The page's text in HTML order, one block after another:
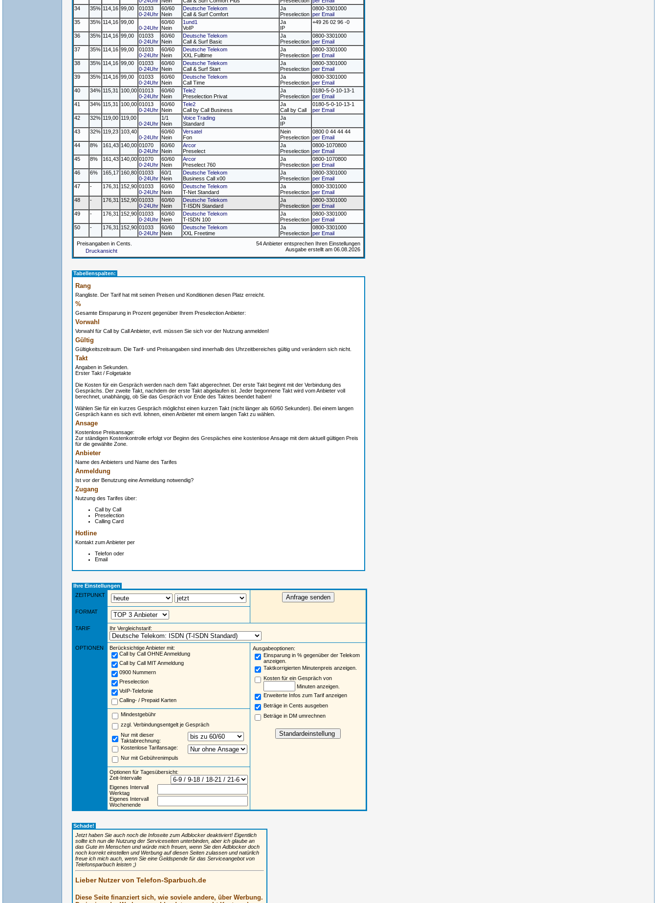
34
35% 114,16 99,00
01033
0-24Uhr
60/60
Nein
Deutsche Telekom
Call & Surf Comfort
Ja
Preselection
0800-3301000
per Email
35
35% 114,16 99,00
0-24Uhr
60/60
Nein
1und1
VoIP
Ja
IP
+49 26 02 96 -0
36 35% 114,16 99,00
01033
0-24Uhr
60/60
Nein
Deutsche Telekom
Call & Surf Basic
Ja
Preselection
0800-3301000
per Email
37
35% 114,16 99,00
01033
0-24Uhr
60/60
Nein
Deutsche Telekom
XXL Fulltime
Ja
Preselection
0800-3301000
per Email
38
35% 114,16 99,00
01033
0-24Uhr
60/60
Nein
Deutsche Telekom
Call & Surf Start
Ja
Preselection
0800-3301000
per Email
39
35% 114,16 99,00
01033
0-24Uhr
60/60
Nein
Deutsche Telekom
Call Time
Ja
Preselection
0800-3301000
per Email
40
34% 115,31 100,00 01013
0-24Uhr
60/60
Nein
Tele2
Preselection Privat
Ja
Preselection
0180-5-0-10-13-1
per Email
41
34% 115,31 100,00 01013
0-24Uhr
60/60
Nein
Tele2
Call by Call Business
Ja
Call by Call
0180-5-0-10-13-1
per Email
42
32% 119,00 119,00
0-24Uhr
1/1
Nein
Voice Trading
Standard
Ja
IP
43
32% 119,23 103,40
0-24Uhr
60/60
Nein
Versatel
Fon
Nein
Preselection
0800 0 44 44 44
per Email
44
8% 161,43 140,00 01070
0-24Uhr
60/60
Nein
Arcor
Preselect
Ja
Preselection
0800-1070800
per Email
45
8% 161,43 140,00 01070
0-24Uhr
60/60
Nein
Arcor
Preselect 760
Ja
Preselection
0800-1070800
per Email
46
6% 165,17 160,80 01033
0-24Uhr
60/1
Nein
Deutsche Telekom
Business Call x00
Ja
Preselection
0800-3301000
per Email
47
- 176,31 152,90 01033
0-24Uhr
60/60
Nein
Deutsche Telekom
T-Net Standard
Ja
Preselection
0800-3301000
per Email
48
- 176,31 152,90 01033
0-24Uhr
60/60
Nein
Deutsche Telekom
T-ISDN Standard
Ja
Preselection
0800-3301000
per Email
49
- 176,31 152,90 01033
0-24Uhr
60/60
Nein
Deutsche Telekom
T-ISDN 100
Ja
Preselection
0800-3301000
per Email
50
- 176,31 152,90 01033
0-24Uhr
60/60
Nein
Deutsche Telekom
XXL Freetime
Ja
Preselection
0800-3301000
per Email
Preisangaben in Cents.
Druckansicht
54 Anbieter entsprechen Ihren Einstellungen
Ausgabe erstellt am 06.08.2026
Tabellenspalten:
Rang
Rangliste. Der Tarif hat mit seinen Preisen und Konditionen diesen Platz erreicht.
%
Gesamte Einsparung in Prozent gegenüber Ihrem Preselection Anbieter:
Vorwahl
Vorwahl für Call by Call Anbieter, evtl. müssen Sie sich vor der Nutzung anmelden!
Gültig
Gültigkeitszeitraum. Die Tarif- und Preisangaben sind innerhalb des Uhrzeitbereiches gültig und verändern sich nicht.
Takt
Angaben in Sekunden.
Erster Takt / Folgetakte
Die Kosten für ein Gespräch werden nach dem Takt abgerechnet. Der erste Takt beginnt mit der Verbindung des
Gesprächs. Der zweite Takt, nachdem der erste Takt abgelaufen ist. Jeder begonnene Takt wird vom Anbieter voll
berechnet, unabhängig, ob Sie das Gespräch vor Ende des Taktes beendet haben!
Wählen Sie für ein kurzes Gespräch möglichst einen kurzen Takt (nicht länger als 60/60 Sekunden). Bei einem langen
Gespräch kann es sich evtl. lohnen, einen Anbieter mit einem langen Takt zu wählen.
Ansage
Kostenlose Preisansage:
Zur ständigen Kostenkontrolle erfolgt vor Beginn des Grespäches eine kostenlose Ansage mit dem aktuell gültigen Preis
für die gewählte Zone.
Anbieter
Name des Anbieters und Name des Tarifes
Anmeldung
Ist vor der Benutzung eine Anmeldung notwendig?
Zugang
Nutzung des Tarifes über:
Call by Call
Preselection
Calling Card
Hotline
Kontakt zum Anbieter per
Telefon oder
Email
Ihre Einstellungen
ZEITPUNKT
FORMAT
TARIF Ihr Vergleichstarif:
OPTIONEN
Berücksichtige Anbieter mit:
Call by Call OHNE Anmeldung
Call by Call MIT Anmeldung
0900 Nummern
Preselection
VoIP-Telefonie
Calling- / Prepaid Karten
Ausgabeoptionen:
Einsparung in % gegenüber der Telekom
anzeigen.
Taktkorrigierten Minutenpreis anzeigen.
Kosten für ein Gespräch von
Minuten anzeigen.
Erweiterte Infos zum Tarif anzeigen
Beträge in Cents ausgeben
Beträge in DM umrechnen
Mindestgebühr
zzgl. Verbindungsentgelt je Gespräch
Nur mit dieser
Taktabrechnung:
Kostenlose Tarifansage:
Nur mit Gebührenimpuls
Optionen für Tagesübersicht:
Zeit-Intervalle
Eigenes Intervall
Werktag
Eigenes Intervall
Wochenende
Schade!
Jetzt haben Sie auch noch die Infoseite zum Adblocker deaktiviert! Eigentlich
sollte ich nun die Nutzung der Serviceseiten unterbinden, aber ich glaube an
das Gute im Menschen und würde mich freuen, wenn Sie den Adblocker doch
noch korrekt einstellen und Werbung auf diesen Seiten zulassen und natürlich
freue ich mich auch, wenn Sie eine Geldspende für das Serviceangebot von
Telefonsparbuch leisten ;)
Lieber Nutzer von Telefon-Sparbuch.de
Diese Seite finanziert sich, wie soviele andere, über Werbung.